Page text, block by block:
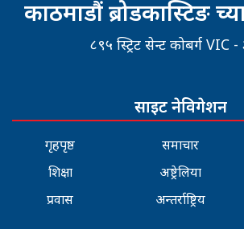
काठमाडौं ब्रोडकास्टिङ
८९५ स्ट्रिट सेन्ट कोबर्ग VIC
साइट नेविगेशन
गृहपृष्ठ
शिक्षा
प्रवास
समाचार
अष्ट्रेलिया
अन्तर्राष्ट्रिय